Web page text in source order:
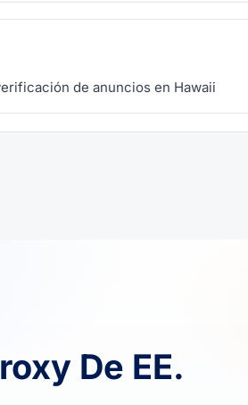
de anuncios en Hawaii
De EE.